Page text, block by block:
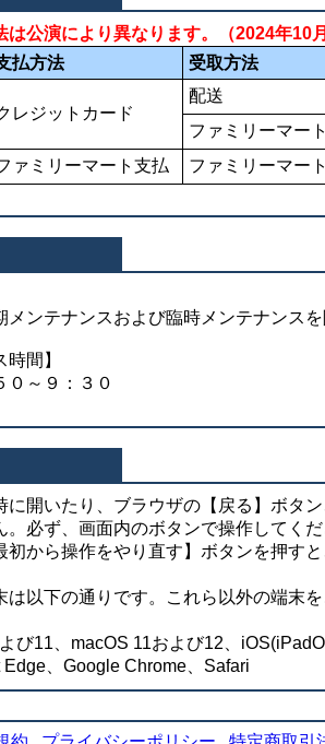
は公演により異なります。（2024年10
払方法
受取方法
レジットカード
配送
ファミリーマー
ァミリーマート支払
ファミリーマー
ンテナンスおよび臨時メンテナンスを
時間】
～９：３０
開いたり、ブラウザの【戻る】ボタ
。必ず、画面内のボタンで操作してくだ
から操作をやり直す】ボタンを押す
以下の通りです。これら以外の端末
び11、macOS 11および12、
Edge、Google Chrome、Safari